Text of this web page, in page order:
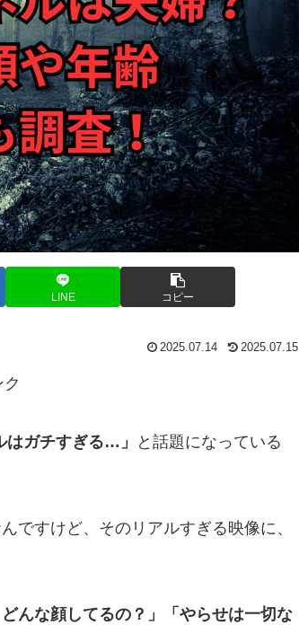
LINE コピー
2025.07.14 2025.07.15
はガチすぎる…」
と話題になっている
ですけど、そのリアルすぎる映像に、
んな顔してるの？」「やらせは一切な